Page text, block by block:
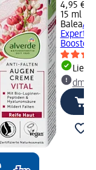
4,95 €
15 ml
Balea
Expert
Booster,
dm